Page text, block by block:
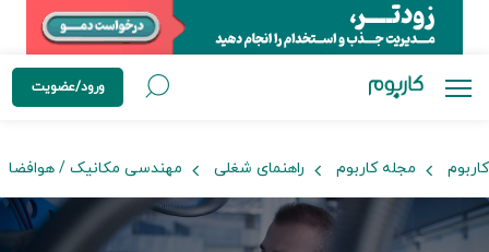
ورود/عضویت
کاربوم مجله کاربوم راهنمای شغلی مهندسی مکانیک / هوافضا